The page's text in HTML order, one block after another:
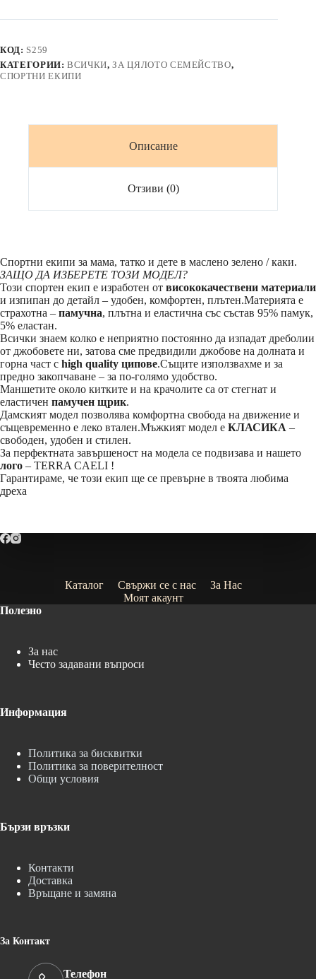
TERRA
⚫
Premium
Sport
зелено
КОД: S259
КАТЕГОРИИ:ВСИЧКИ,ЗА ЦЯЛОТО СЕМЕЙСТВО,
СПОРТНИ ЕКИПИ
Описание
Отзиви (0)
Спортни екипи за мама, татко и дете в маслено зелено / каки.
ЗАЩО ДА ИЗБЕРЕТЕ ТОЗИ МОДЕЛ?
Този спортен екип е изработен от висококачествени материали
и изпипан до детайл – удобен, комфортен, плътен.Материята е
страхотна – памучна, плътна и еластична със състав 95% памук,
5% еластан.
Всички знаем колко е неприятно постоянно да изпадат дреболии
от джобовете ни, затова сме предвидили джобове на долната и
горна част с high quality ципове.Същите използвахме и за
предно закопчаване – за по-голямо удобство.
Маншетите около китките и на крачолите са от стегнат и
еластичен памучен щрик.
Дамският модел позволява комфортна свобода на движение и
същевременно е леко втален.Мъжкият модел е КЛАСИКА –
свободен, удобен и стилен.
За перфектната завършеност на модела се подвизава и нашето
лого – TERRA CAELI !
Гарантираме, че този екип ще се превърне в твоята любима
дреха
Каталог Свържи се с нас
За Нас
Моят акаунт
Полезно
За нас
Често задавани въпроси
Информация
Политика за бисквитки
Политика за поверителност
Общи условия
Бързи връзки
Контакти
Доставка
Връщане и замяна
За Контакт
Телефон